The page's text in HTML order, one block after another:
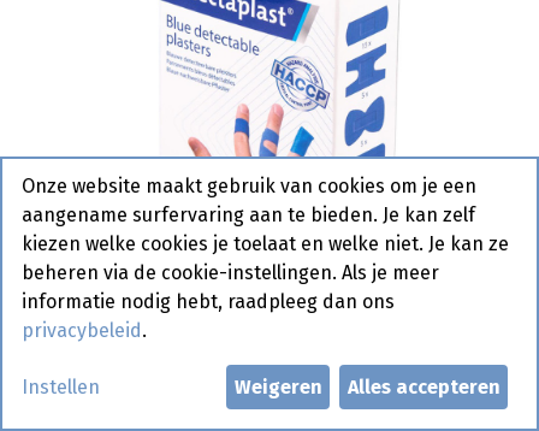
Blauwe Pleisters 40 st
Actief
Onze website maakt gebruik van cookies om je een
aangename surfervaring aan te bieden. Je kan zelf
kiezen welke cookies je toelaat en welke niet. Je kan ze
beheren via de cookie-instellingen. Als je meer
informatie nodig hebt, raadpleeg dan ons
privacybeleid .
Instellen Weigeren Alles accepteren